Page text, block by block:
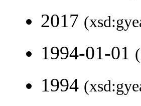
2017
1994-01-01
1994